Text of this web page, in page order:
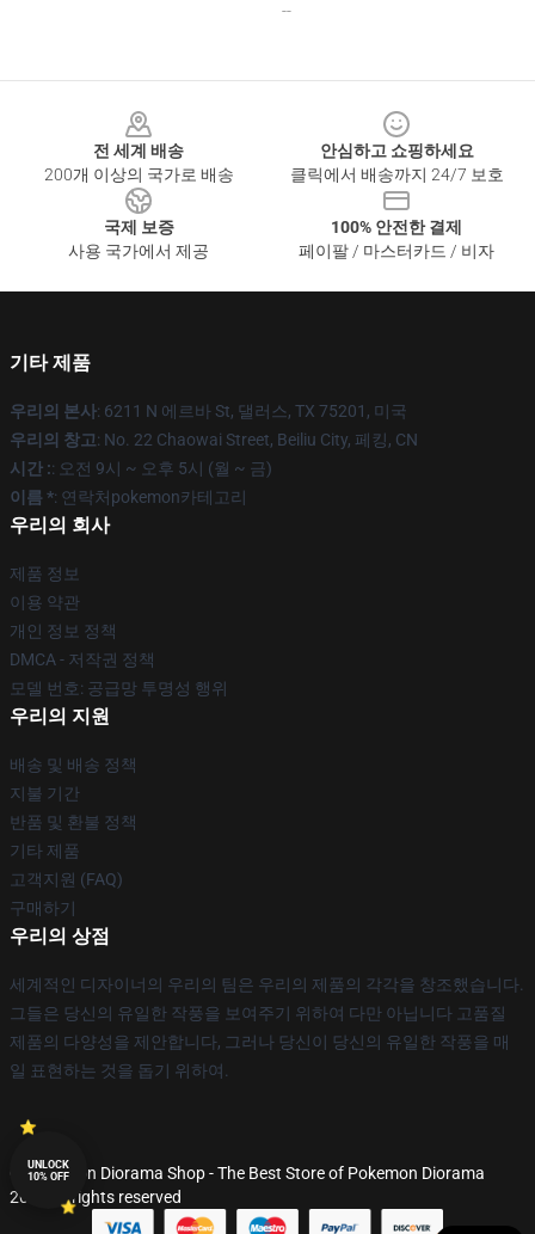
--
전 세계 배송
200개 이상의 국가로 배송
안심하고 쇼핑하세요
클릭에서 배송까지 24/7 보호
국제 보증
사용 국가에서 제공
100% 안전한 결제
페이팔 / 마스터카드 / 비자
기타 제품
우리의 본사: 6211 N 에르바 St, 댈러스, TX 75201, 미국
우리의 창고: No. 22 Chaowai Street, Beiliu City, 페킹, CN
시간 :: 오전 9시 ~ 오후 5시 (월 ~ 금)
이름 *: 연락처pokemon카테고리
우리의 회사
제품 정보
이용 약관
개인 정보 정책
DMCA - 저작권 정책
모델 번호: 공급망 투명성 행위
우리의 지원
배송 및 배송 정책
지불 기간
반품 및 환불 정책
기타 제품
고객지원 (FAQ)
구매하기
우리의 상점
세계적인 디자이너의 우리의 팀은 우리의 제품의 각각을 창조했습니다.
그들은 당신의 유일한 작풍을 보여주기 위하여 다만 아닙니다 고품질
제품의 다양성을 제안합니다, 그러나 당신이 당신의 유일한 작풍을 매
일 표현하는 것을 돕기 위하여.
© Pokemon Diorama Shop - The Best Store of Pokemon Diorama
2026 all rights reserved
UNLOCK
10% OFF